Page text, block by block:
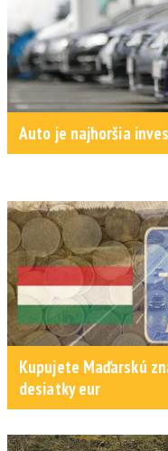
Auto je najhoršia
Kupujete Maďarskú
desiatky eur